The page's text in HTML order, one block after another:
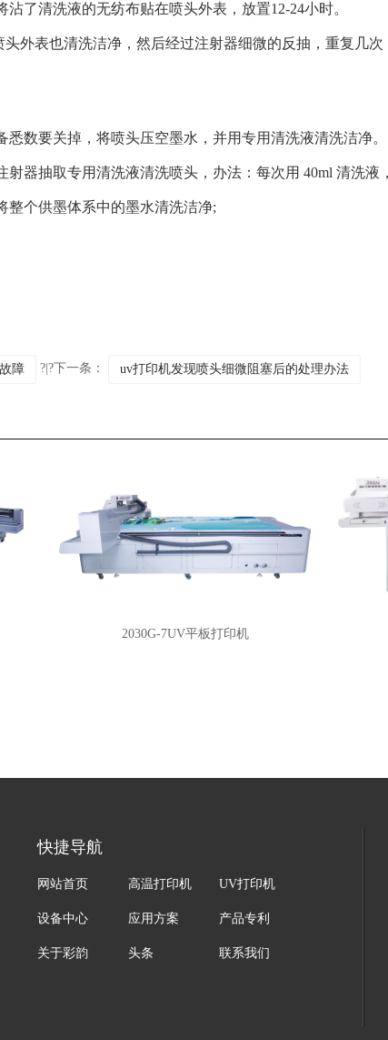
了清洗液的无纺布贴在喷头外表，放置12-24小时。
外表也清洗洁净，然后经过注射器细微的反抽，重复几
数要关掉，将喷头压空墨水，并用专用清洗液清洗洁净。
器抽取专用清洗液清洗喷头，办法：每次用 40ml 清洗液
整个供墨体系中的墨水清洗洁净;
障 ?|?下一条： uv打印机发现喷头细微阻塞后的处理办法
2030G-7UV平板打印机
快捷导航
网站首页 高温打印机 UV打印机
设备中心 应用方案 产品专利
关于彩韵 头条 联系我们